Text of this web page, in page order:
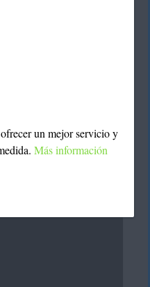
web
un mejor servicio y
Más información